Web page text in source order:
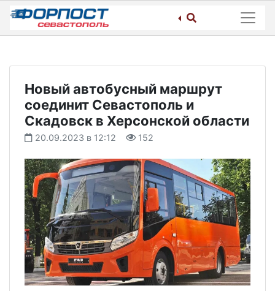
Skip
content
Новый автобусный маршрут
соединит Севастополь и
Скадовск в Херсонской области
20.09.2023 в 12:12 152